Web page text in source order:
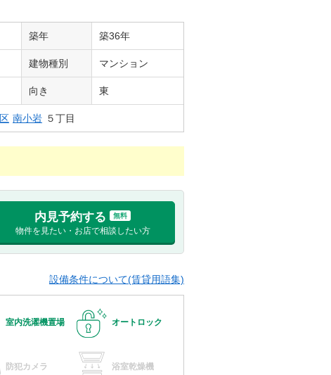
築年 築36年
建物種別 マンション
向き 東
南小岩 ５丁目
内見予約する 無料
物件を見たい・お店で相談したい方
設備条件について(賃貸用語集)
室内洗濯機置場 オートロック
防犯カメラ 浴室乾燥機